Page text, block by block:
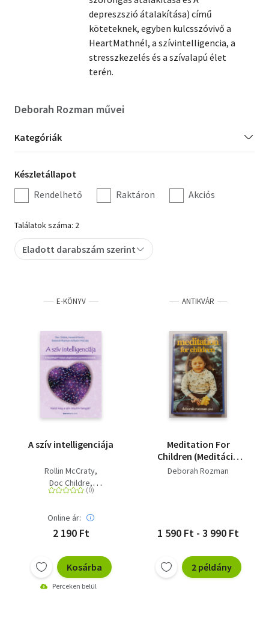
Természettudomány
depreszszió átalakítása) című
köteteknek, egyben kulcsszóvivő a
HeartMathnél, a szívintelligencia, a
stresszkezelés és a szívalapú élet
terén.
Deborah Rozman művei
Kategória
szűrés
Kategóriák
Készletállapot
szűrés
Készletállapot
Rendelhető
Raktáron Akciós
Találatok száma: 2
Eladott darabszám szerint
E-KÖNYV
A szív intelligenciája
Rollin McCraty
Doc Childre
Howard Martin
Online ár:
2 190 Ft
Kosárba
Perceken belül
ANTIKVÁR
Meditation For
Children (Meditáció
gyermekeknek, angol
Deborah Rozman
1 590 Ft - 3 990 Ft
2 példány